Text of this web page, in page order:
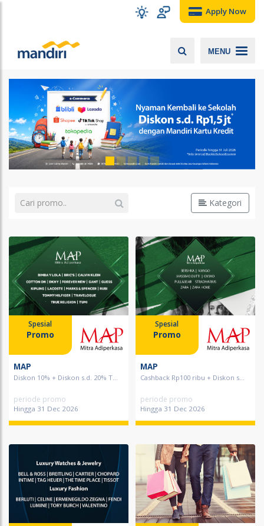
Apply Now
MENU
Kategori
Spesial
Promo
MAP
Diskon 10% + Diskon s.d. 20% T...
periode promo
Hingga 31 Dec 2026
Spesial
Promo
MAP
Cashback Rp100 ribu + Diskon s...
periode promo
Hingga 31 Dec 2026